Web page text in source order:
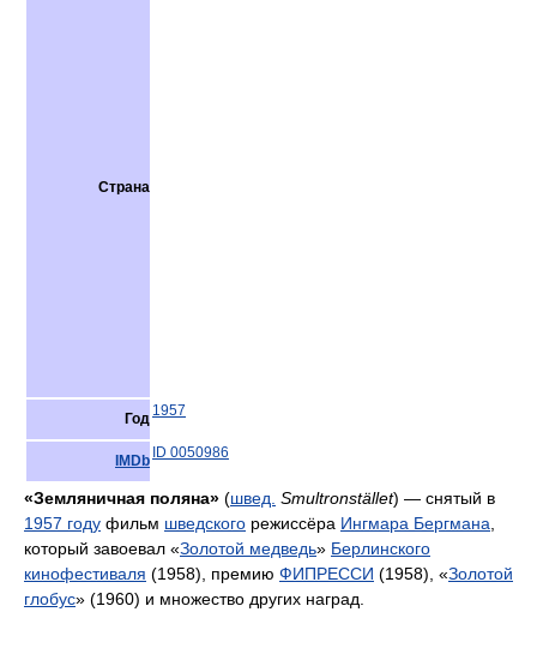
Страна
Год 1957
IMDb ID 0050986
«Земляничная поляна» (швед. Smultronstället) — снятый в
1957 году фильм шведского режиссёра Ингмара Бергмана
который завоевал «Золотой медведь» Берлинского
кинофестиваля (1958), премию ФИПРЕССИ (1958), «Золотой
глобус» (1960) и множество других наград.